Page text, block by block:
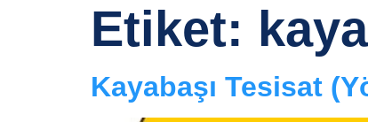
Etiket:
Kayabaşı Tesisat